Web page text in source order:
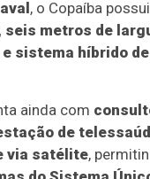
, o Copaíba possui
seis metros de
sistema híbrido
ainda com
de
via satélite,